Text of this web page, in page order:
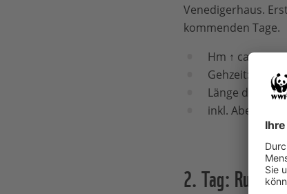
Venedigerhaus.
kommenden Tage.
Hm ↑ ca. 250
Gehzeit: ca. 2
Länge der
inkl. Abendessen
2. Tag: